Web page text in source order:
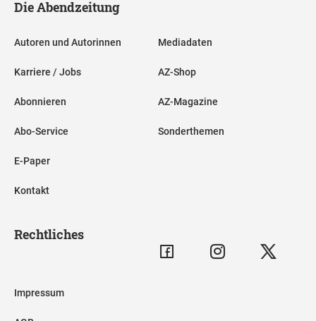
Die Abendzeitung
Autoren und Autorinnen
Karriere / Jobs
Abonnieren
Abo-Service
E-Paper
Kontakt
Mediadaten
AZ-Shop
AZ-Magazine
Sonderthemen
Rechtliches
Impressum